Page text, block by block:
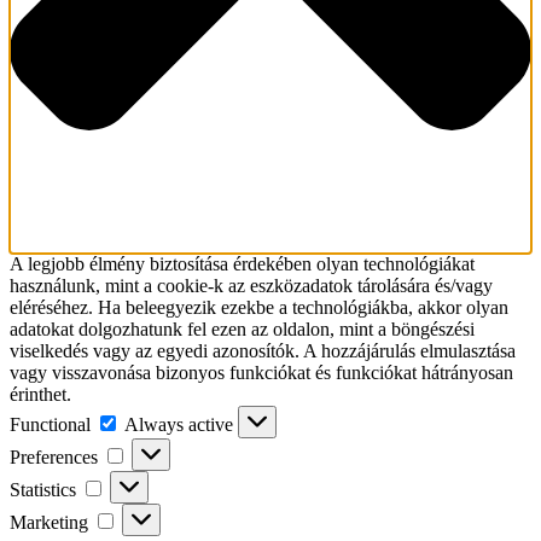
A legjobb élmény biztosítása érdekében olyan technológiákat
használunk, mint a cookie-k az eszközadatok tárolására és/vagy
eléréséhez. Ha beleegyezik ezekbe a technológiákba, akkor olyan
adatokat dolgozhatunk fel ezen az oldalon, mint a böngészési
viselkedés vagy az egyedi azonosítók. A hozzájárulás elmulasztása
vagy visszavonása bizonyos funkciókat és funkciókat hátrányosan
érinthet.
Functional
Functional
Always active
Preferences
Preferences
Statistics Statistics
Marketing Marketing